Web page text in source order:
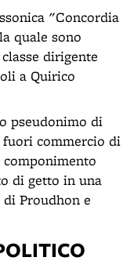
"Concordia
quale sono
dirigente
a Quirico
pseudonimo di
commercio di
componimento
di getto in una
Proudhon e